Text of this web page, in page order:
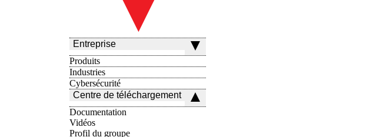
Entreprise
Produits
Industries
Cybersécurité
Centre de téléchargement
Documentation
Vidéos
Profil du groupe